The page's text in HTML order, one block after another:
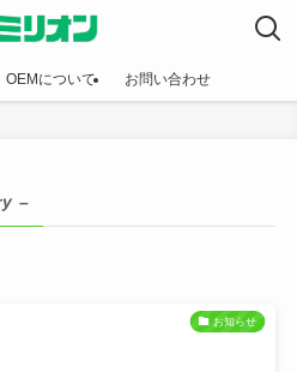
OEMについて お問い合わせ
–
お知らせ